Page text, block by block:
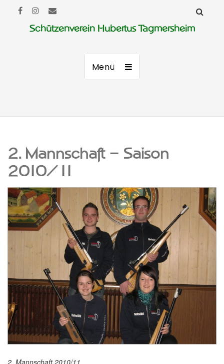
Schützenverein Hubertus Tagmersheim
Menü
2. Mannschaft – Saison
2010/11
2. Mannschaft 2010/11